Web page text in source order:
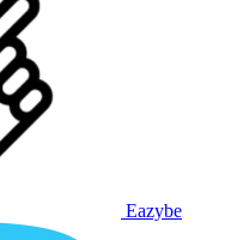
Eazybe